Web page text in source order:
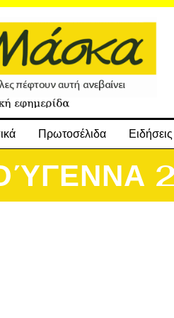
Πρωτοσέλιδα Ειδήσεις